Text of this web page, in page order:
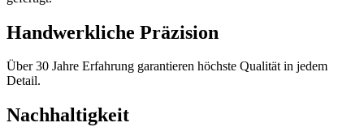
Handwerkliche Präzision
Über 30 Jahre Erfahrung garantieren höchste Qualität in jedem
Detail.
Nachhaltigkeit